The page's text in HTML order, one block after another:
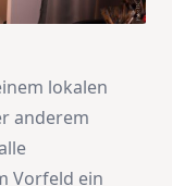
lokalen
anderem
Vorfeld ein